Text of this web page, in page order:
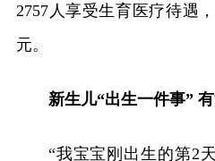
2757人享受生育医疗待遇
元。
新生儿“出生一件事”
“我宝宝刚出生的第2